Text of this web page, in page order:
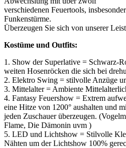
verschiedenen Feuertools,
Funkenstürme.
Überzeugen Sie sich von unserer
Kostüme und Outfits:
1. Show der Superlative = Schwarz-
weiten Hosenröcken die sich bei
2. Elektro Swing = stilvolle Anzüge
3. Mittelalter = Ambiente
4. Fantasy Feuershow = Extrem
eine Hitze von 1200° aushalten und
jeden Zuschauer überzeugen.
Flame, Die Dämonin uvm )
5. LED und Lichtshow = Stilvolle
Nähten um der Lichtshow 100%